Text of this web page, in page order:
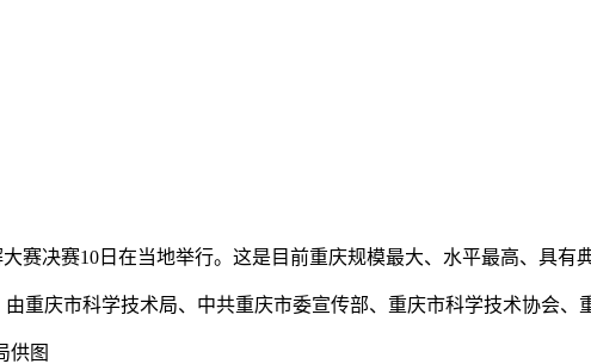
赛决赛10日在当地举行。这是目前重庆规模最大、水平最高、具有
庆市科学技术局、中共重庆市委宣传部、重庆市科学技术协会、
供图